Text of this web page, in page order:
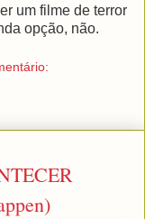
um filme de terror
opção, não.